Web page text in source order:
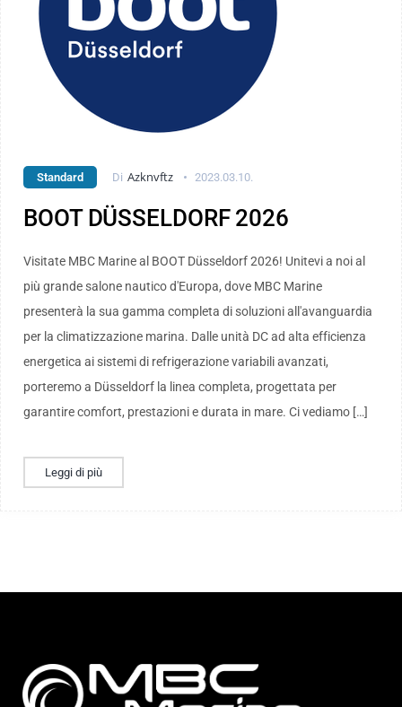
Standard Di Azknvftz 2023.03.10.
BOOT DÜSSELDORF 2026
Visitate MBC Marine al BOOT Düsseldorf 2026! Unitevi a noi al
più grande salone nautico d'Europa, dove MBC Marine
presenterà la sua gamma completa di soluzioni all'avanguardia
per la climatizzazione marina. Dalle unità DC ad alta efficienza
energetica ai sistemi di refrigerazione variabili avanzati,
porteremo a Düsseldorf la linea completa, progettata per
garantire comfort, prestazioni e durata in mare. Ci vediamo […]
Leggi di più